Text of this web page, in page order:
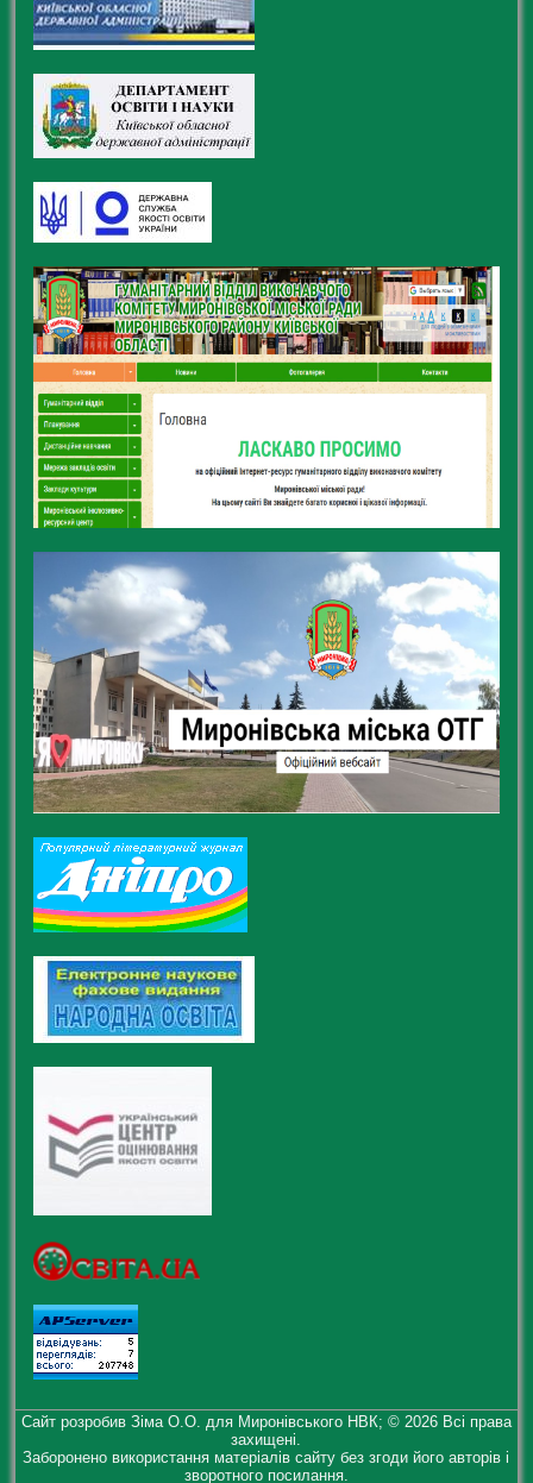
Сайт розробив Зіма О.О. для Миронівського НВК; © 2026 Всі права
захищені.
Заборонено використання матеріалів сайту без згоди його авторів і
зворотного посилання.